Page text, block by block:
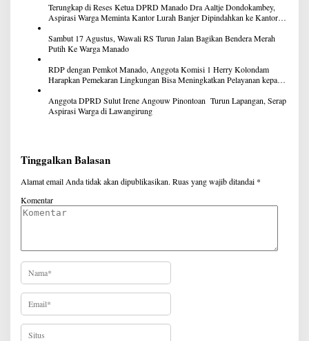
Terungkap di Reses Ketua DPRD Manado Dra Aaltje Dondokambey,
Aspirasi Warga Meminta Kantor Lurah Banjer Dipindahkan ke Kantor
Sambut 17 Agustus, Wawali RS Turun Jalan Bagikan Bendera Merah
Putih Ke Warga Manado
RDP dengan Pemkot Manado, Anggota Komisi 1 Herry Kolondam
Harapkan Pemekaran Lingkungan Bisa Meningkatkan Pelayanan kepada
Anggota DPRD Sulut Irene Angouw Pinontoan Turun Lapangan, Serap
Aspirasi Warga di Lawangirung
Tinggalkan Balasan
Alamat email Anda tidak akan dipublikasikan. Ruas yang wajib ditandai *
Komentar